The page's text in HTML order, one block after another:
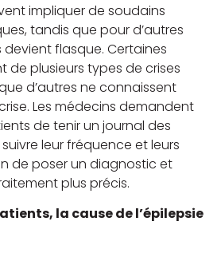
impliquer de soudains
tandis que pour d’autres
flasque. Certaines
de plusieurs types de crises
d’autres ne connaissent
Les médecins demandent
de tenir un journal des
leur fréquence et leurs
de poser un diagnostic et
plus précis.
la cause de l’épilepsie